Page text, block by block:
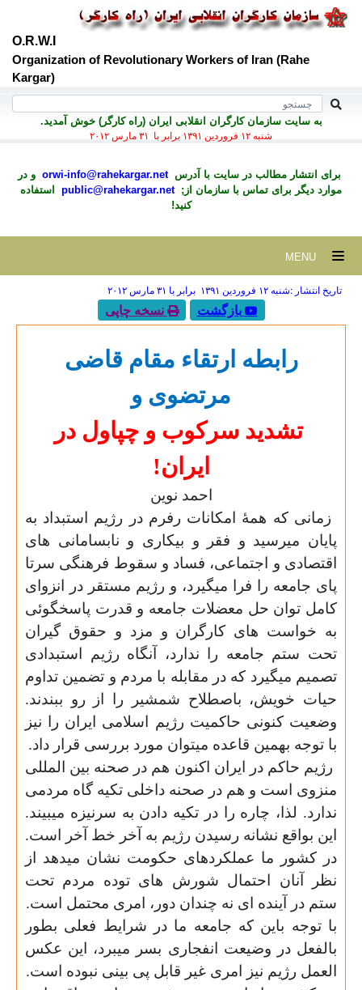
O.R.W.I
Organization of Revolutionary Workers of Iran (Rahe
Kargar)
به سايت سازمان کارگران انقلابی ايران (راه کارگر) خوش آمديد.
شنبه ۱۲ فروردين ۱۳۹۱ برابر با ۳۱ مارس ۲۰۱۲
برای انتشار مطالب در سايت با آدرسorwi-info@rahekargar.net و در
موارد ديگر برای تماس با سازمان از;public@rahekargar.net
استفاده
کنید!
تاریخ انتشار :شنبه ۱۲ فروردين ۱۳۹۱ برابر با ۳۱ مارس ۲۰۱۲
بازگشت نسخه چاپی
رابطه ارتقاء مقام قاضی
مرتضوی و
تشدید سرکوب و چپاول در
ایران!
احمد نوین
زمانی که همۀ امکانات رفرم در رژیم استبداد به
پایان میرسید و فقر و بیکاری و نابسامانی های
اقتصادی و اجتماعی، فساد و سقوط فرهنگی سرتا
پای جامعه را فرا میگیرد، و رژیم مستقر در انزوای
کامل توان حل معضلات جامعه و قدرت پاسخگوئی
به خواست های کارگران و مزد و حقوق گیران
تحت ستم جامعه را ندارد، آنگاه رژیم استبدادی
تصمیم میگیرد که در مقابله با مردم و تضمین تداوم
حیات خویش، باصطلاح شمشیر را از رو ببندند.
وضعیت کنونی حاکمیت رژیم اسلامی ایران را نیز
با توجه بهمین قاعده میتوان مورد بررسی قرار داد.
رژیم حاکم در ایران اکنون هم در صحنه بین المللی
منزوی است و هم در صحنه داخلی تکیه گاه مردمی
ندارد. لذا، چاره را در تکیه دادن به سرنیزه میبیند.
این بواقع نشانه رسیدن رژیم به آخر خط آخر است.
در کشور ما عملکردهای حکومت نشان میدهد از
نظر آنان احتمال شورش های توده مردم تحت
ستم در آینده ای نه چندان دور، امری محتمل است.
با توجه باین که جامعه ما در شرایط فعلی بطور
بالفعل در وضیعت انفجاری بسر میبرد، این عکس
العمل رژیم نیز امری غیر قابل پی بینی نبوده است.